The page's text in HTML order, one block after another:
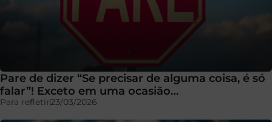
Pare de dizer “Se precisar de alguma coisa, é só
falar”! Exceto em uma ocasião…
Para refletir23/03/2026